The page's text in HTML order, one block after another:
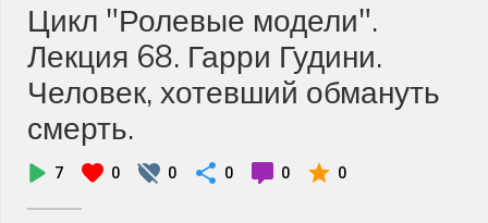
Цикл "Ролевые модели".
Лекция 68. Гарри Гудини.
Человек, хотевший обмануть
смерть.
7 0 0 0 0 0